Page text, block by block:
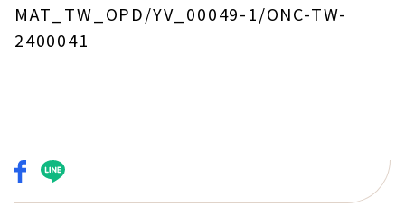
MAT_TW_OPD/YV_00049-1/ONC-TW-
2400041